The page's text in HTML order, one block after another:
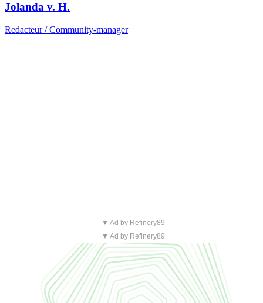
Jolanda v. H.
Redacteur / Community-manager
▼ Ad by Refinery89
▼ Ad by Refinery89